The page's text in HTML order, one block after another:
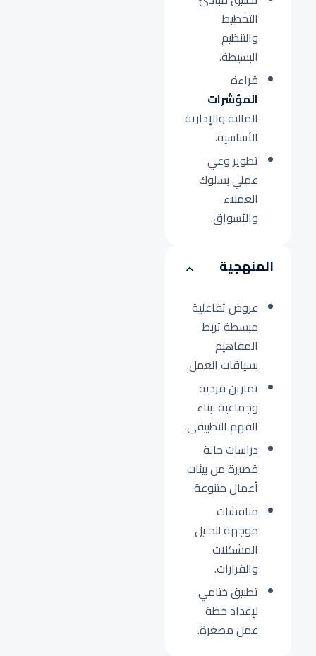
التخطيط
والتنظيم
البسيطة.
قراءة
المؤشرات
المالية والإدارية
الأساسية.
تطوير وعي
عملي بسلوك
العملاء
والأسواق.
المنهجية
عروض تفاعلية
مبسطة تربط
المفاهيم
بسياقات العمل.
تمارين فردية
وجماعية لبناء
الفهم التطبيقي.
دراسات حالة
قصيرة من بيئات
أعمال متنوعة.
مناقشات
موجهة لتحليل
المشكلات
والقرارات.
تطبيق ختامي
لإعداد خطة
عمل مصغرة.